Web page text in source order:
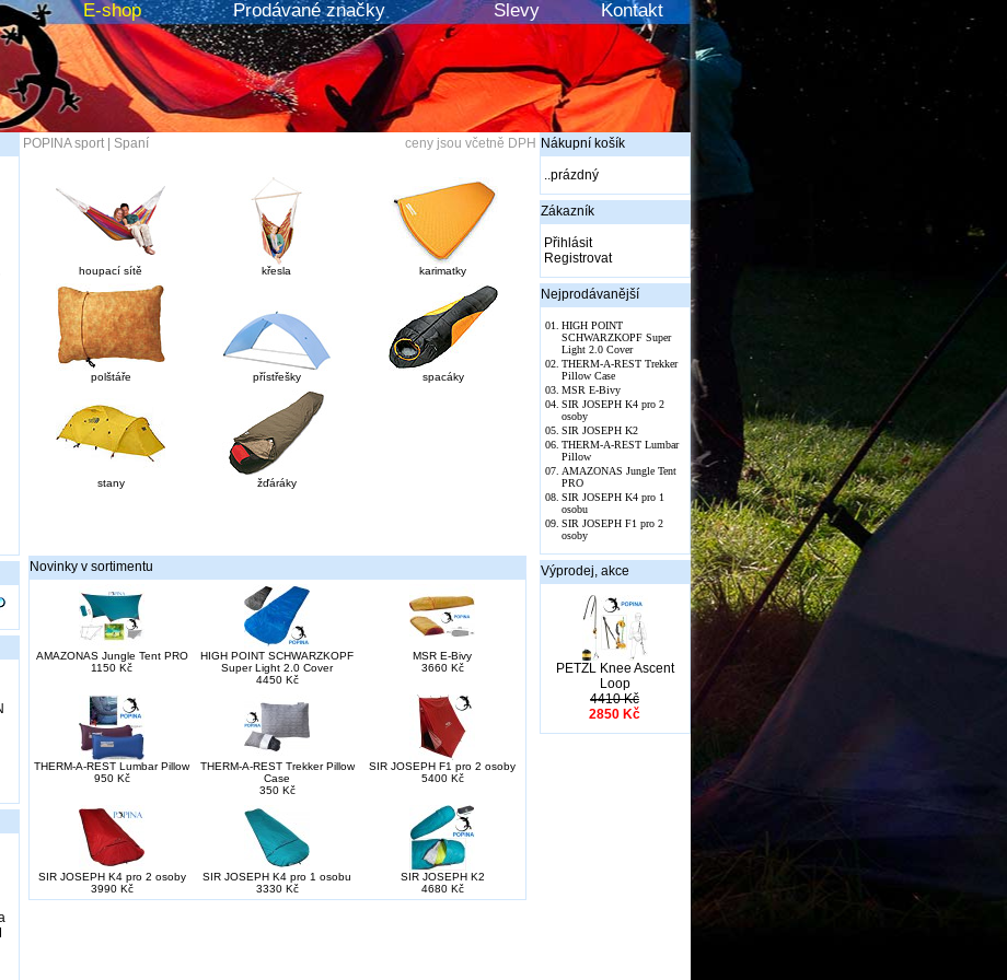
E-shop Prodávané značky Slevy Kontakt
POPINA sport| Spaní ceny jsou včetně DPH
houpací sítě křesla karimatky
polštáře přístřešky spacáky
stany žďáráky
Novinky v sortimentu
AMAZONAS Jungle Tent PRO
1150 Kč
HIGH POINT SCHWARZKOPF
Super Light 2.0 Cover
4450 Kč
MSR E-Bivy
3660 Kč
THERM-A-REST Lumbar Pillow
950 Kč
THERM-A-REST Trekker Pillow
Case
350 Kč
SIR JOSEPH F1 pro 2 osoby
5400 Kč
SIR JOSEPH K4 pro 2 osoby
3990 Kč
SIR JOSEPH K4 pro 1 osobu
3330 Kč
SIR JOSEPH K2
4680 Kč
Nákupní košík
..prázdný
Zákazník
Přihlásit
Registrovat
Nejprodávanější
01.
HIGH POINT
SCHWARZKOPF Super
Light 2.0 Cover
02. THERM-A-REST Trekker
Pillow Case
03. MSR E-Bivy
04. SIR JOSEPH K4 pro 2
osoby
05. SIR JOSEPH K2
06. THERM-A-REST Lumbar
Pillow
07. AMAZONAS Jungle Tent
PRO
08. SIR JOSEPH K4 pro 1
osobu
09. SIR JOSEPH F1 pro 2
osoby
Výprodej, akce
PETZL Knee Ascent
Loop
4410 Kč
2850 Kč